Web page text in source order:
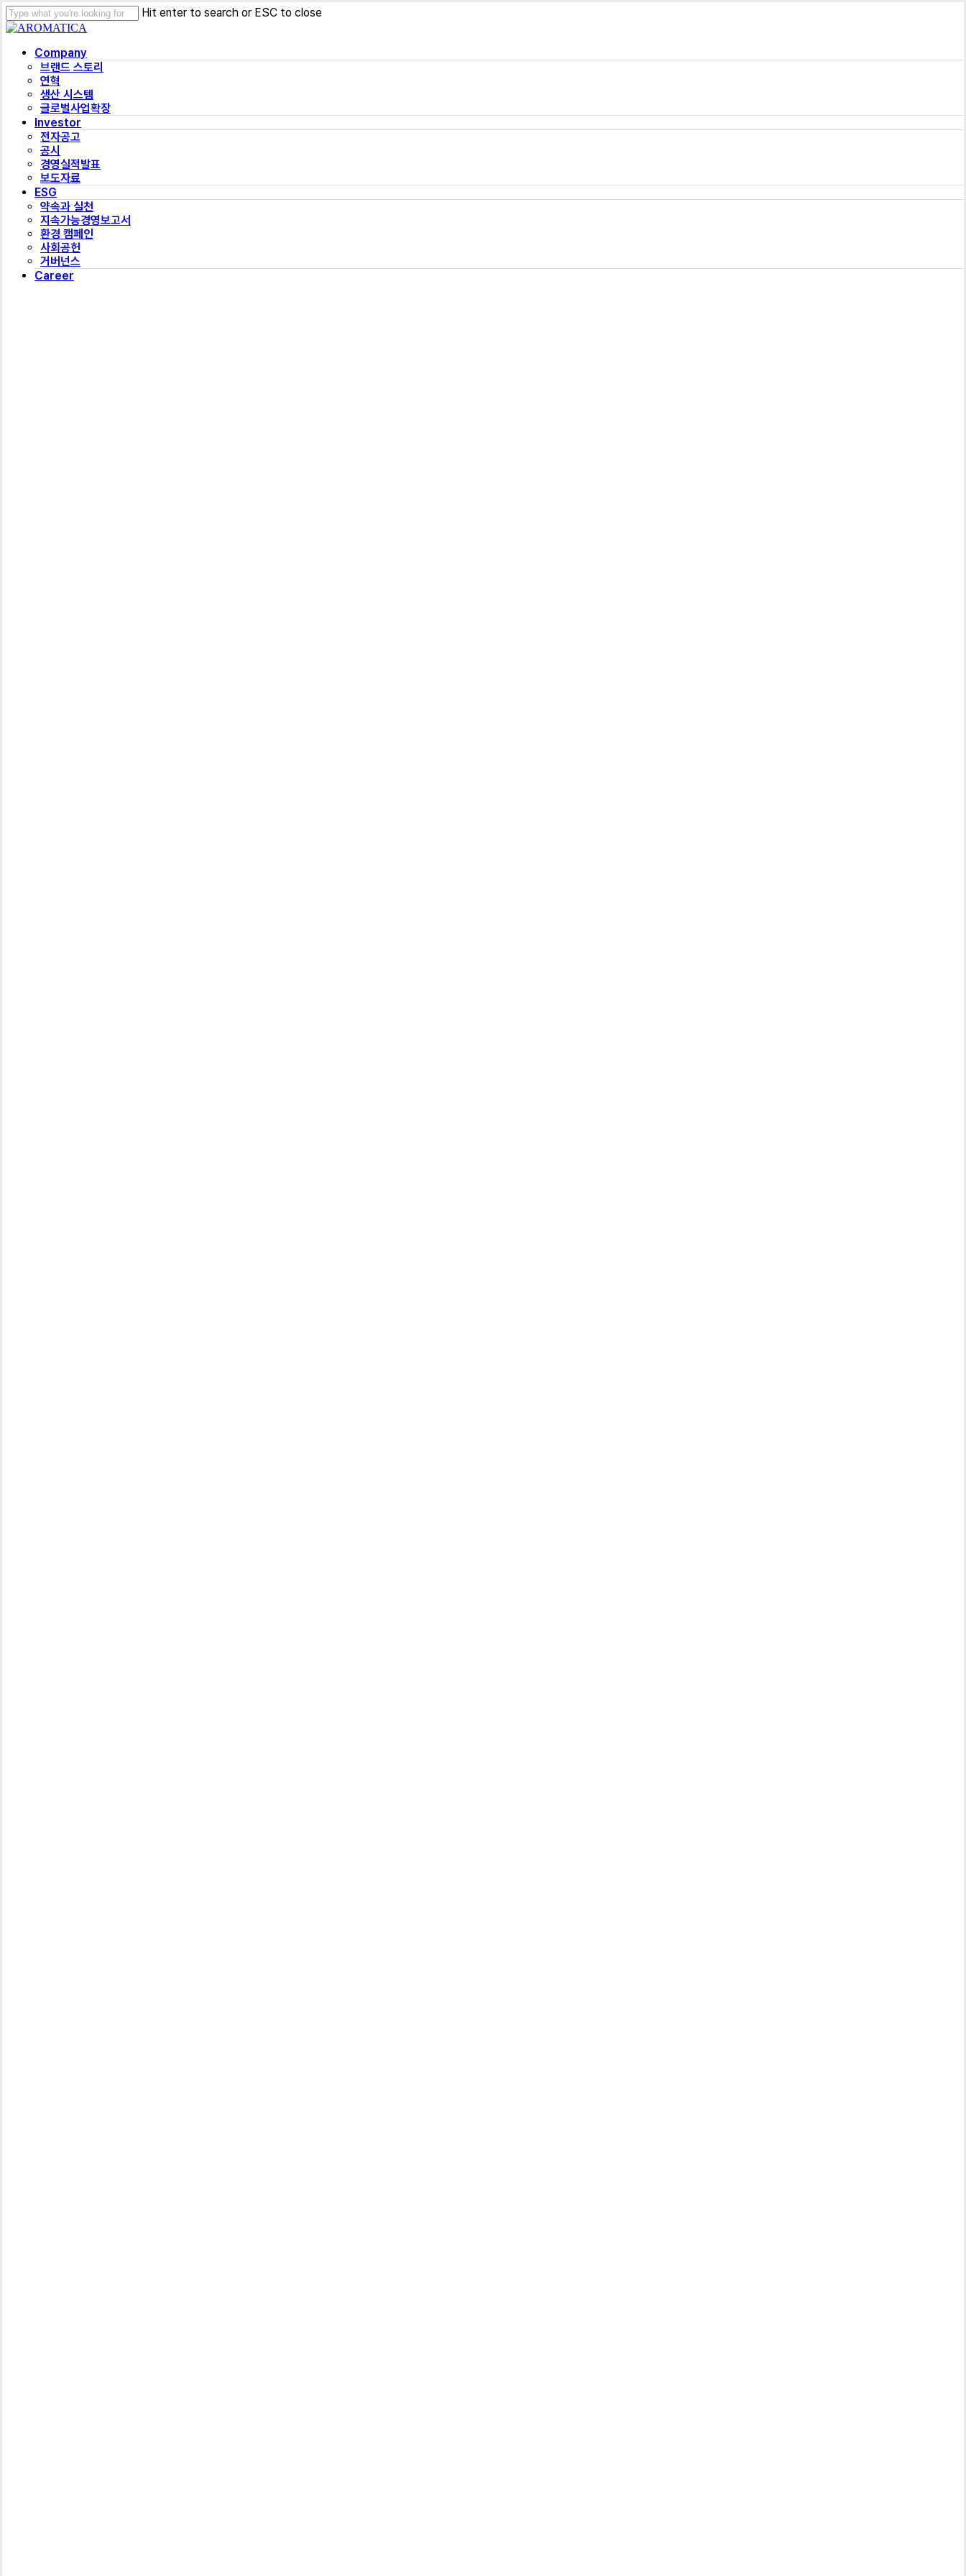
Skip
to
content
Hit enter to search or ESC to close
Close
Menu
Company
브랜드 스토리
연혁
생산 시스템
글로벌사업확장
Investor
전자공고
공시
경영실적발표
보도자료
ESG
약속과 실천
지속가능경영보고서
환경 캠페인
사회공헌
거버넌스
Career